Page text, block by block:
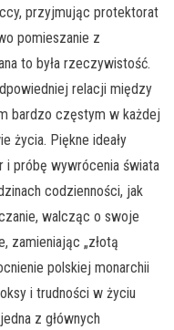
przyjmując protektorat
pomieszanie z
to była rzeczywistość.
relacji między
bardzo częstym w każdej
życia. Piękne ideały
i próbę wywrócenia świata
codzienności, jak
walcząc o swoje
zamieniając „złotą
polskiej monarchii
i trudności w życiu
z głównych